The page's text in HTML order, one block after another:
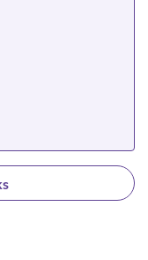
Choisir